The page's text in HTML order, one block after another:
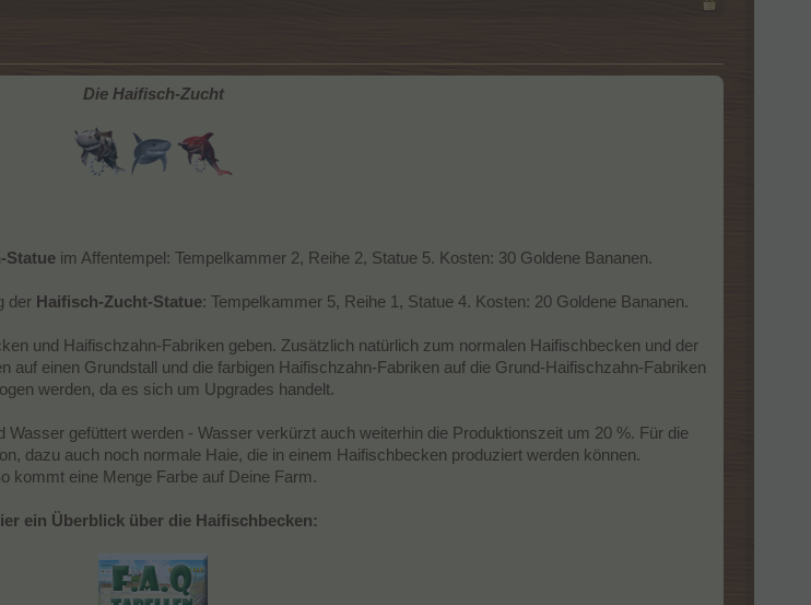
Die Haifisch-Zucht
Statue im Affentempel: Tempelkammer 2, Reihe 2, Statue 5. Kosten: 30 Goldene Bananen.
der Haifisch-Zucht-Statue: Tempelkammer 5, Reihe 1, Statue 4. Kosten: 20 Goldene Bananen.
und Haifischzahn-Fabriken geben. Zusätzlich natürlich zum normalen Haifischbecken und der
auf einen Grundstall und die farbigen Haifischzahn-Fabriken auf die Grund-Haifischzahn-Fabriken
werden, da es sich um Upgrades handelt.
gefüttert werden - Wasser verkürzt auch weiterhin die Produktionszeit um 20 %. Für die
dazu auch noch normale Haie, die in einem Haifischbecken produziert werden können.
kommt eine Menge Farbe auf Deine Farm.
ein Überblick über die Haifischbecken: